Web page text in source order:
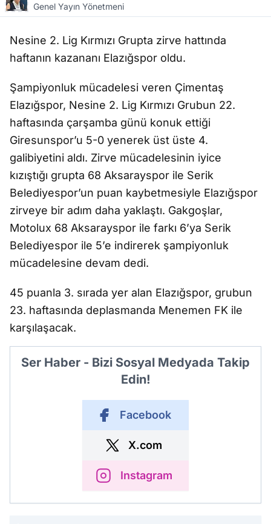
Genel Yayın Yönetmeni
Nesine 2. Lig Kırmızı Grupta zirve hattında
haftanın kazananı Elazığspor oldu.
Şampiyonluk mücadelesi veren Çimentaş
Elazığspor, Nesine 2. Lig Kırmızı Grubun 22.
haftasında çarşamba günü konuk ettiği
Giresunspor’u 5-0 yenerek üst üste 4.
galibiyetini aldı. Zirve mücadelesinin iyice
kızıştığı grupta 68 Aksarayspor ile Serik
Belediyespor’un puan kaybetmesiyle Elazığspor
zirveye bir adım daha yaklaştı. Gakgoşlar,
Motolux 68 Aksarayspor ile farkı 6’ya Serik
Belediyespor ile 5’e indirerek şampiyonluk
mücadelesine devam dedi.
45 puanla 3. sırada yer alan Elazığspor, grubun
23. haftasında deplasmanda Menemen FK ile
karşılaşacak.
Ser Haber - Bizi Sosyal Medyada Takip
Edin!
Facebook
X.com
Instagram